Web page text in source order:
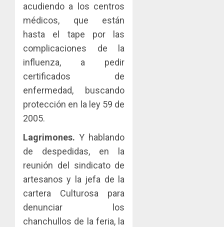
acudiendo a los centros
médicos, que están
hasta el tape por las
complicaciones de la
influenza, a pedir
certificados de
enfermedad, buscando
protección en la ley 59 de
2005.
Lagrimones. Y hablando
de despedidas, en la
reunión del sindicato de
artesanos y la jefa de la
cartera Culturosa para
denunciar los
chanchullos de la feria, la